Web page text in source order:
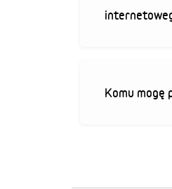
Komu mogę